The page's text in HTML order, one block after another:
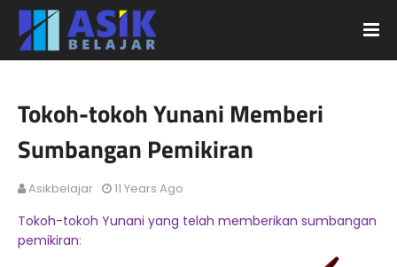
Tokoh-tokoh Yunani Memberi
Sumbangan Pemikiran
Asikbelajar 11 Years Ago
Tokoh-tokoh Yunani yang telah memberikan sumbangan
pemikiran: